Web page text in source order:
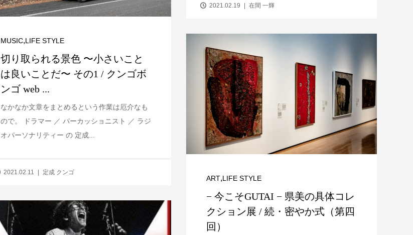
2021.02.19 在間 一輝
MUSIC,LIFE STYLE
切り取られる景色 〜小さいこと
は良いことだ〜 その1 / クンゴボ
ンゴ web ...
なかなか文章をまとめるという作業は厄介なも
ので。 ドラマー ／ パーカッショニスト ／ ラジ
オパーソナリティー の 定成...
2021.02.11 定成 クンゴ
ART,LIFE STYLE
− 今こそGUTAI − 県美の具体コレ
クション展 / 続・密やか式（第四
回）